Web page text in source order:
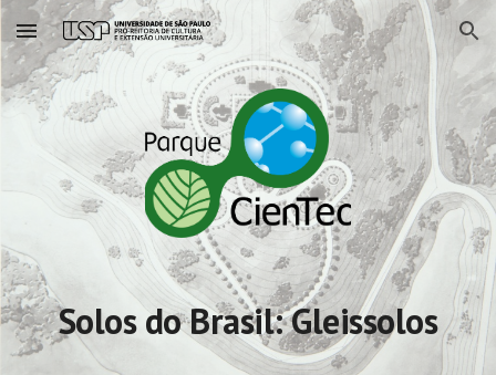
Skip to main content Skip to navigation
Solos do Brasil:Gleissolos